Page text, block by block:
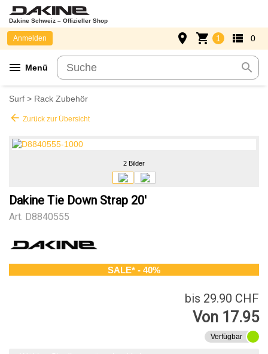
Dakine Schweiz – Offizieller Shop
menu Menü search
Anmelden place shopping_cart 1 view_list 0
Surf > Rack Zubehör
arrow_back Zurück zur Übersicht
2 Bilder
Dakine Tie Down Strap 20'
Art. D8840555
SALE* - 40%
bis 29.90 CHF
Von 17.95
Verfügbar